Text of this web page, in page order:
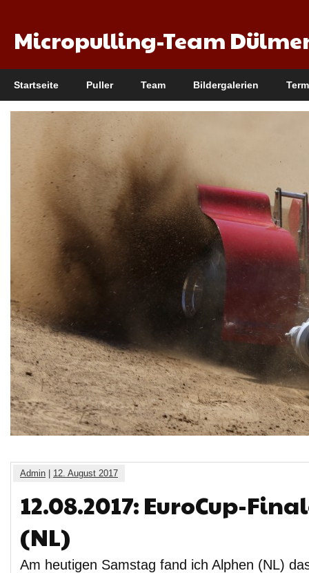
Micropulling-Team
Startseite Puller Team Bildergalerien
Admin 12. August 2017
12.08.2017: EuroCup-
(NL)
Am heutigen Samstag fand ich Alphen (NL)